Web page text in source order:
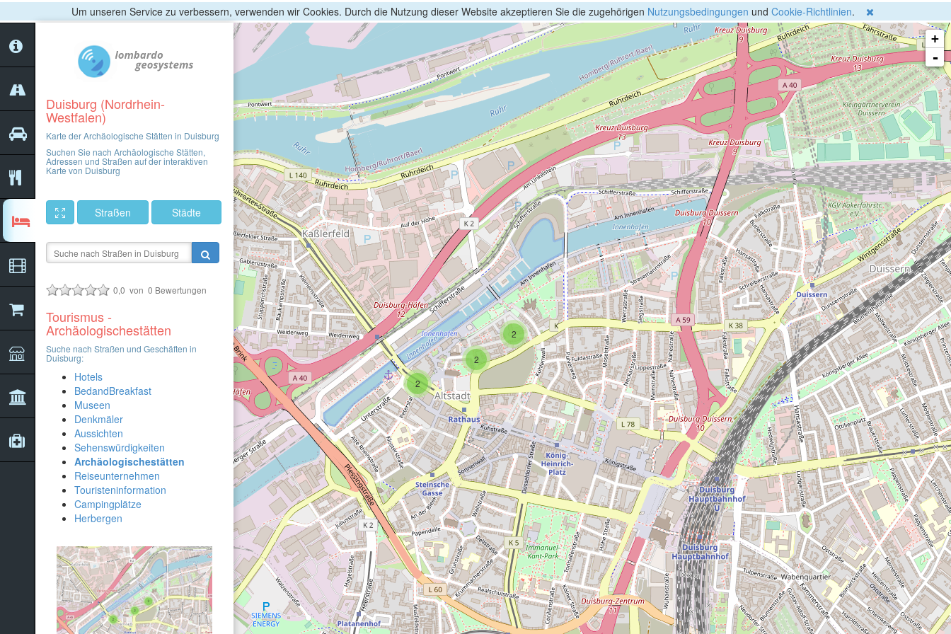
Um unseren Service zu verbessern, verwenden wir Cookies. Durch die Nutzung dieser Website akzeptieren Sie die zugehörigen Nutzungsbedingungen und Cookie-Richtlinien.
2
2
2
+
-
Duisburg (Nordrhein-
Westfalen)
Karte der Archäologische Stätten in Duisburg
Suchen Sie nach Archäologische Stätten,
Adressen und Straßen auf der interaktiven
Karte von Duisburg
Straßen Städte
0,0 von 0 Bewertungen
Tourismus -
Archäologischestätten
Suche nach Straßen und Geschäften in
Duisburg:
Hotels
BedandBreakfast
Museen
Denkmäler
Aussichten
Sehenswürdigkeiten
Archäologischestätten
Reiseunternehmen
Touristeninformation
Campingplätze
Herbergen